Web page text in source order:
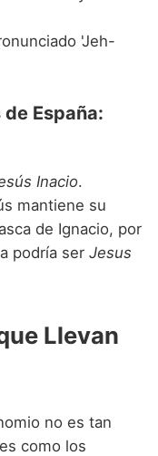
'Jeh-
España:
Inacio.
mantiene su
de Ignacio, por
podría ser Jesus
Llevan
no es tan
como los